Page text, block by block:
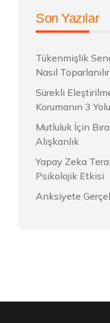
Son Yazılar
Tükenmişlik
Nasıl
Sürekli
Korumanın 3 Yolu
Mutluluk İçin
Alışkanlık
Yapay Zeka
Psikolojik Etkisi
Anksiyete